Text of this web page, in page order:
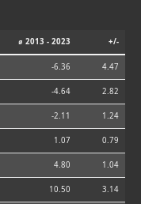
⌀ 2013 - 2023 +/-
-6.36 4.47
-4.64 2.82
-2.11 1.24
1.07 0.79
4.80 1.04
10.50 3.14